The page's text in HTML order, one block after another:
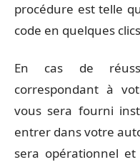
procédure est telle
code en quelques
En cas de
correspondant à
vous sera fourni
entrer dans votre
sera opérationnel